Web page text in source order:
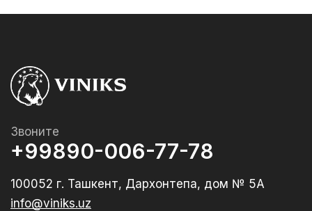
Звоните
+99890-006-77-78
100052 г. Ташкент, Дархонтепа, дом № 5А
info@viniks.uz